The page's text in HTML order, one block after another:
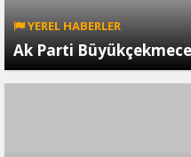
YEREL HABERLER
Ak Parti